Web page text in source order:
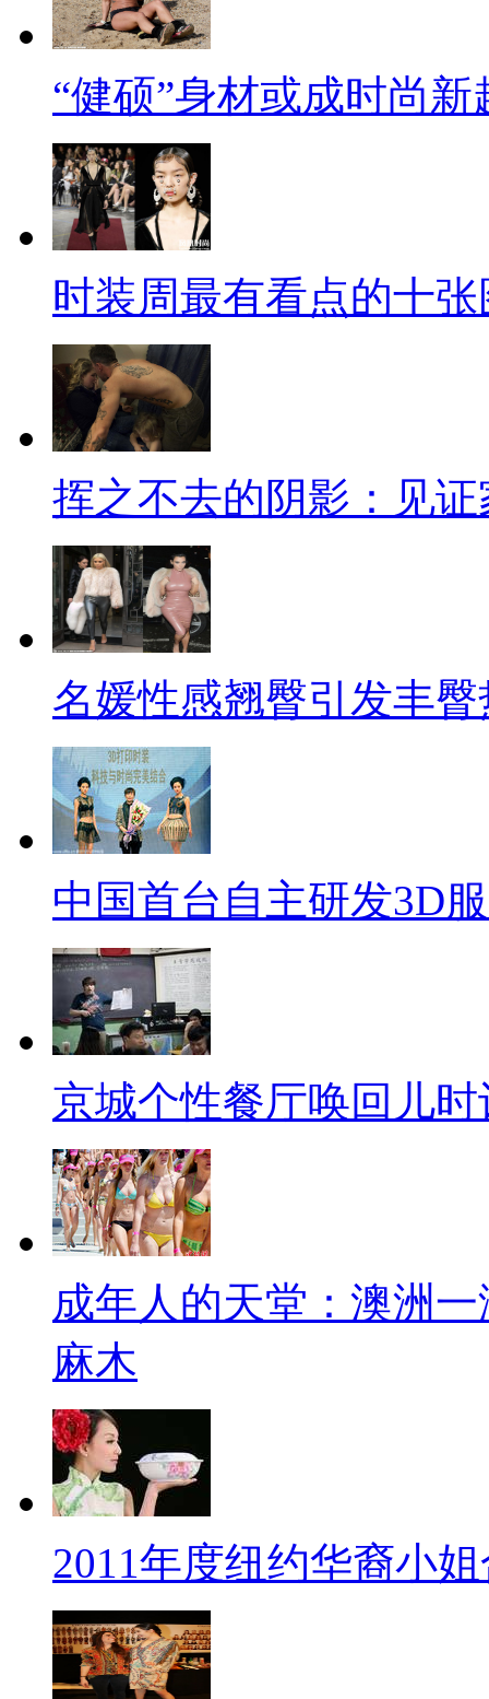
“健硕”身材或成时尚新
时装周最有看点的十张
挥之不去的阴影：见
名媛性感翘臀引发丰臀
中国首台自主研发3D
京城个性餐厅唤回儿
成年人的天堂：澳洲
麻木
2011年度纽约华裔小